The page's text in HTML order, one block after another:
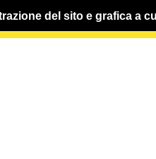
del sito e grafica a